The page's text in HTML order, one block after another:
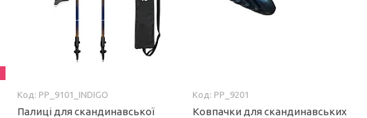
PP_9101_INDIGO
Палиці для скандинавської
PP_9201
Ковпачки для скандинавських